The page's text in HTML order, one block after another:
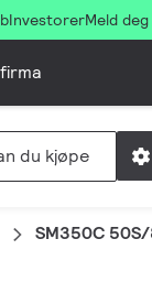
InvestorerMeld
du kjøpe
SM350C 50S/